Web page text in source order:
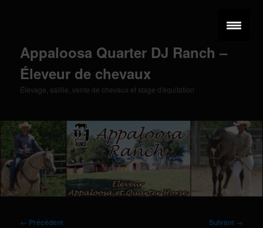
Appaloosa Quarter DJ Ranch –
Éleveur de chevaux
Élevage, saillie, vente de chevaux et stage d'équitation
Navigation
← Précédent Suivant →